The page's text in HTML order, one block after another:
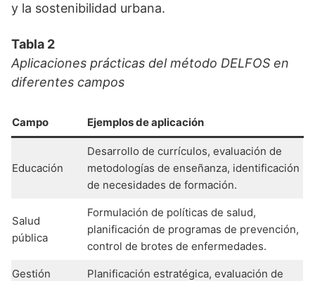
y la sostenibilidad urbana.
Tabla 2
Aplicaciones prácticas del método DELFOS en
diferentes campos
Campo Ejemplos de aplicación
Educación
Desarrollo de currículos, evaluación de
metodologías de enseñanza, identificación
de necesidades de formación.
Salud
pública
Formulación de políticas de salud,
planificación de programas de prevención,
control de brotes de enfermedades.
Gestión
Planificación estratégica, evaluación de